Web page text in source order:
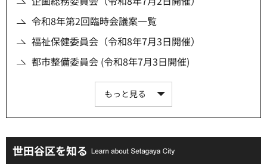
令和8年第2回臨時会議案一覧
福祉保健委員会（令和8年7月3日開催）
都市整備委員会 (令和8年7月3日開催)
もっと見る
世田谷区を知る